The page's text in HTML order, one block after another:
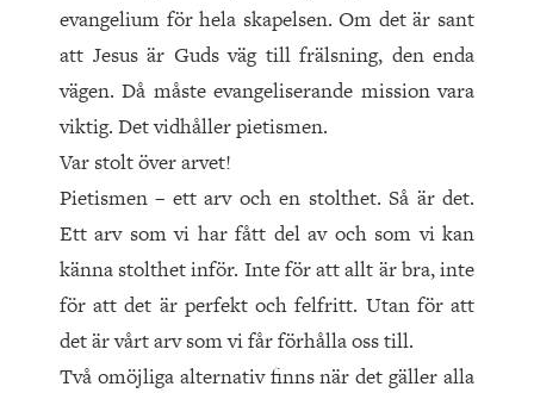
evangelium för hela skapelsen. Om det är sant
att Jesus är Guds väg till frälsning, den enda
vägen. Då måste evangeliserande mission vara
viktig. Det vidhåller pietismen.
Var stolt över arvet!
Pietismen – ett arv och en stolthet. Så är det.
Ett arv som vi har fått del av och som vi kan
känna stolthet inför. Inte för att allt är bra, inte
för att det är perfekt och felfritt. Utan för att
det är vårt arv som vi får förhålla oss till.
Två omöjliga alternativ finns när det gäller alla